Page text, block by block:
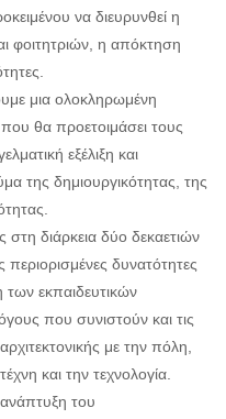
να διευρυνθεί η
φοιτητριών, η απόκτηση
μια ολοκληρωμένη
που θα προετοιμάσει τους
εξέλιξη και
της δημιουργικότητας, της
στη διάρκεια δύο δεκαετιών
δυνατότητες
των εκπαιδευτικών
που συνιστούν και τις
με την πόλη,
και την τεχνολογία.
ανάπτυξη του